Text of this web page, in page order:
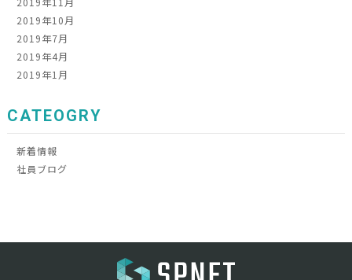
2019年10月
2019年7月
2019年4月
2019年1月
CATEOGRY
新着情報
社員ブログ